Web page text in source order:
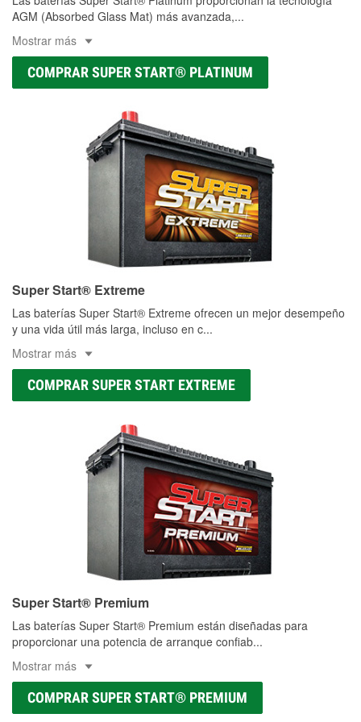
AGM (Absorbed Glass Mat) más avanzada,...
Mostrar más
COMPRAR SUPER START® PLATINUM
Super Start® Extreme
Las baterías Super Start® Extreme ofrecen un mejor desempeño
y una vida útil más larga, incluso en c...
Mostrar más
COMPRAR SUPER START EXTREME
Super Start® Premium
Las baterías Super Start® Premium están diseñadas para
proporcionar una potencia de arranque confiab...
Mostrar más
COMPRAR SUPER START® PREMIUM